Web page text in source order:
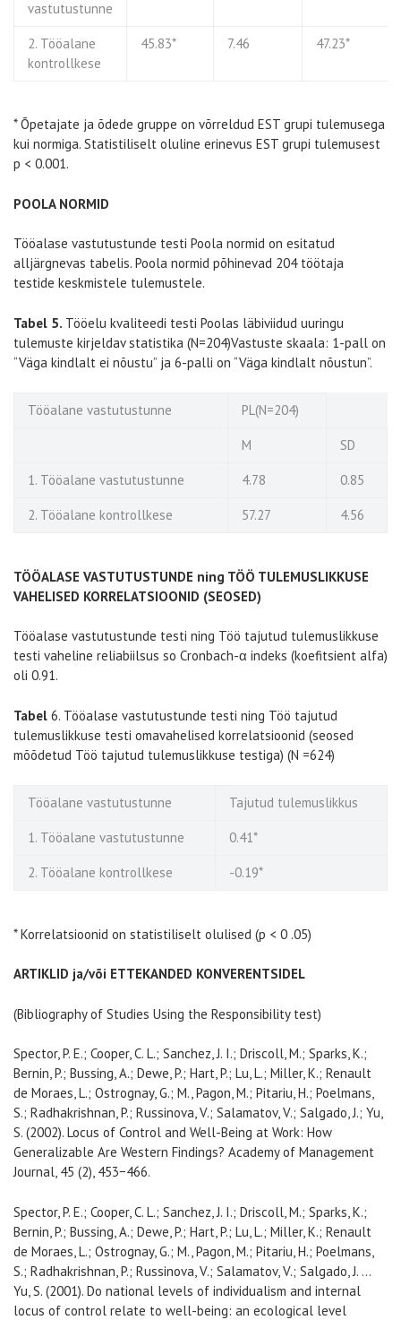
vastutustunne
2. Tööalane
kontrollkese
45.83* 7.46 47.23*
* Õpetajate ja õdede gruppe on võrreldud EST grupi tulemusega
kui normiga. Statistiliselt oluline erinevus EST grupi tulemusest
p < 0.001.
POOLA NORMID
Tööalase vastutustunde testi Poola normid on esitatud
alljärgnevas tabelis. Poola normid põhinevad 204 töötaja
testide keskmistele tulemustele.
Tabel 5. Tööelu kvaliteedi testi Poolas läbiviidud uuringu
tulemuste kirjeldav statistika (N=204)Vastuste skaala: 1-pall on
“Väga kindlalt ei nõustu” ja 6-palli on “Väga kindlalt nõustun”.
Tööalane vastutustunne PL(N=204)
M SD
1. Tööalane vastutustunne 4.78 0.85
2. Tööalane kontrollkese 57.27 4.56
TÖÖALASE VASTUTUSTUNDE ning TÖÖ TULEMUSLIKKUSE
VAHELISED KORRELATSIOONID (SEOSED)
Tööalase vastutustunde testi ning Töö tajutud tulemuslikkuse
testi vaheline reliabiilsus so Cronbach-α indeks (koefitsient alfa)
oli 0.91.
Tabel 6. Tööalase vastutustunde testi ning Töö tajutud
tulemuslikkuse testi omavahelised korrelatsioonid (seosed
mõõdetud Töö tajutud tulemuslikkuse testiga) (N =624)
Tööalane vastutustunne Tajutud tulemuslikkus
1. Tööalane vastutustunne 0.41*
2. Tööalane kontrollkese -0.19*
* Korrelatsioonid on statistiliselt olulised (p < 0 .05)
ARTIKLID ja/või ETTEKANDED KONVERENTSIDEL
(Bibliography of Studies Using the Responsibility test)
Spector, P. E.; Cooper, C. L.; Sanchez, J. I.; Driscoll, M.; Sparks, K.;
Bernin, P.; Bussing, A.; Dewe, P.; Hart, P.; Lu, L.; Miller, K.; Renault
de Moraes, L.; Ostrognay, G.; M., Pagon, M.; Pitariu, H.; Poelmans,
S.; Radhakrishnan, P.; Russinova, V.; Salamatov, V.; Salgado, J.; Yu,
S. (2002). Locus of Control and Well-Being at Work: How
Generalizable Are Western Findings? Academy of Management
Journal, 45 (2), 453−466.
Spector, P. E.; Cooper, C. L.; Sanchez, J. I.; Driscoll, M.; Sparks, K.;
Bernin, P.; Bussing, A.; Dewe, P.; Hart, P.; Lu, L.; Miller, K.; Renault
de Moraes, L.; Ostrognay, G.; M., Pagon, M.; Pitariu, H.; Poelmans,
S.; Radhakrishnan, P.; Russinova, V.; Salamatov, V.; Salgado, J. …
Yu, S. (2001). Do national levels of individualism and internal
locus of control relate to well-being: an ecological level